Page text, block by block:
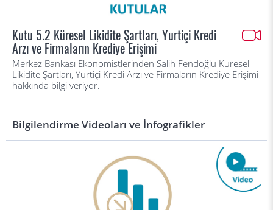
Kutu 5.2 Küresel Likidite Şartları, Yurtiçi Kredi
Arzı ve Firmaların Krediye Erişimi
Merkez Bankası Ekonomistlerinden Salih Fendoğlu Küresel
Likidite Şartları, Yurtiçi Kredi Arzı ve Firmaların Krediye Erişimi
hakkında bilgi veriyor.
Bilgilendirme Videoları ve İnfografikler